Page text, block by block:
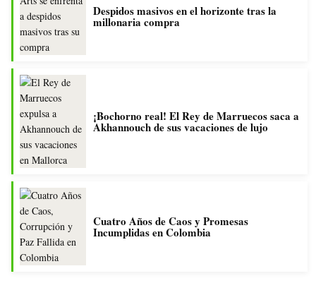
Despidos masivos en el horizonte tras la
millonaria compra
¡Bochorno real! El Rey de Marruecos saca a
Akhannouch de sus vacaciones de lujo
Cuatro Años de Caos y Promesas
Incumplidas en Colombia